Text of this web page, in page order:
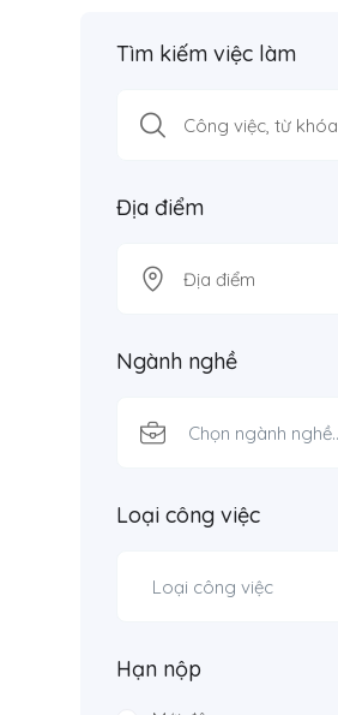
Tìm kiếm việc làm
Địa điểm
Ngành nghề
Loại công việc
Hạn nộp